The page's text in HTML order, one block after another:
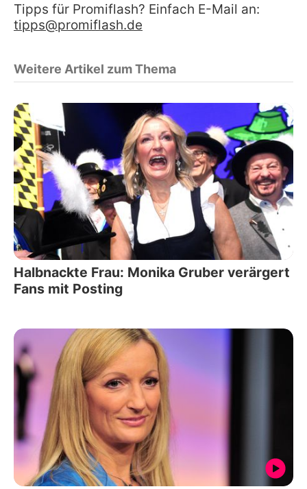
Tipps für Promiflash? Einfach E-Mail an:
tipps@promiflash.de
Weitere Artikel zum Thema
Halbnackte Frau: Monika Gruber verärgert
Fans mit Posting